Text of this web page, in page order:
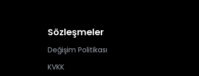
Sözleşmeler
Değişim Politikası
KVKK